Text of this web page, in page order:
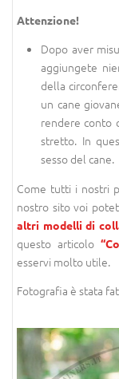
Attenzione!
Dopo aver
aggiungete
della
un cane
rendere conto
stretto. In
sesso del cane.
Come tutti i nostri
nostro sito voi
altri modelli di
questo articolo
esservi molto utile.
Fotografia è stata